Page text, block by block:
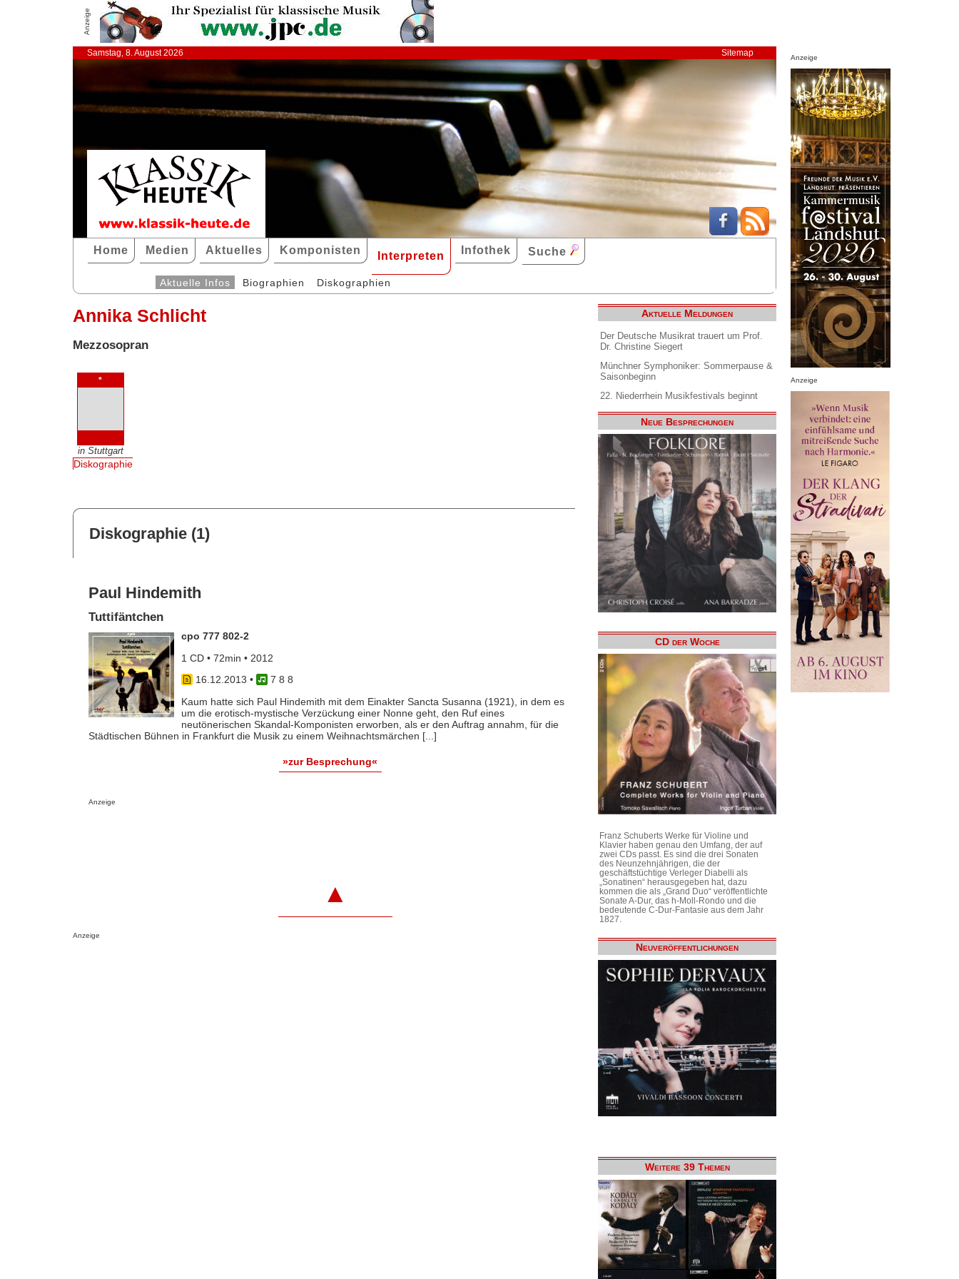
Anzeige
Samstag, 8. August 2026 Sitemap
Home Medien Aktuelles Komponisten Interpreten Infothek Suche
Aktuelle Infos Biographien Diskographien
Annika Schlicht
Mezzosopran
*
in Stuttgart
Diskographie
Diskographie (1)
Paul Hindemith
Tuttifäntchen
cpo 777 802-2
1 CD • 72min • 2012
16.12.2013 •
7 8 8
Kaum hatte sich Paul Hindemith mit dem Einakter Sancta Susanna (1921), in dem es
um die erotisch-mystische Verzückung einer Nonne geht, den Ruf eines
neutönerischen Skandal-Komponisten erworben, als er den Auftrag annahm, für die
Städtischen Bühnen in Frankfurt die Musik zu einem Weihnachtsmärchen [...]
»zur Besprechung«
Anzeige
▲
Anzeige
Aktuelle Meldungen
Der Deutsche Musikrat trauert um Prof.
Dr. Christine Siegert
Münchner Symphoniker: Sommerpause &
Saisonbeginn
22. Niederrhein Musikfestivals beginnt
Neue Besprechungen
CD der Woche
Franz Schuberts Werke für Violine und
Klavier haben genau den Umfang, der auf
zwei CDs passt. Es sind die drei Sonaten
des Neunzehnjährigen, die der
geschäftstüchtige Verleger Diabelli als
„Sonatinen“ herausgegeben hat, dazu
kommen die als „Grand Duo“ veröffentlichte
Sonate A-Dur, das h-Moll-Rondo und die
bedeutende C-Dur-Fantasie aus dem Jahr
1827.
Neuveröffentlichungen
Weitere 39 Themen
Anzeige
Anzeige